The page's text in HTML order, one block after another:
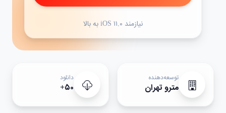
نیازمند iOS ۱۱.۰ به بالا
توسعه‌دهنده
مترو تهران
دانلود
۵۰+